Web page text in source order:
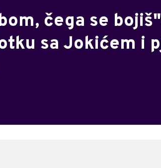
čega se
sa Jokićem i